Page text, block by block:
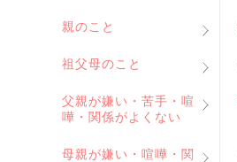
親のこと
祖父母のこと
父親が嫌い・苦手・喧
嘩・関係がよくない
母親が嫌い・喧嘩・関